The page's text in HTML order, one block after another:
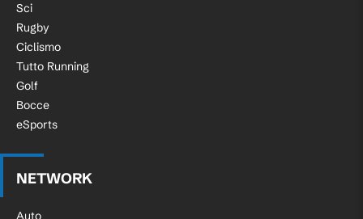
Sci
Rugby
Ciclismo
Tutto Running
Golf
Bocce
eSports
NETWORK
Auto